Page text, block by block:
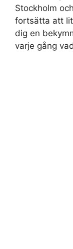
Stockholm
fortsätta att
dig en
varje gång